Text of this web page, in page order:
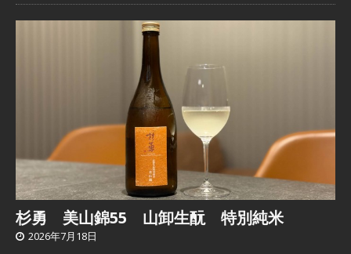
杉勇 美山錦55 山卸生酛 特別純米
2026年7月18日